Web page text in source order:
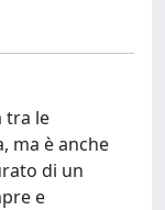
tra le
ma è anche
di un
e